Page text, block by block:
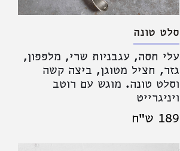
סלט טונה
עלי חסה, עגבניות שרי, מלפפון,
גזר, חציל מטוגן, ביצה קשה
וסלט טונה. מוגש עם רוטב
ויניגרייט
189 ש"ח